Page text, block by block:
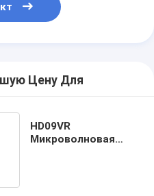
Цену Для
HD09VR
Микроволновая